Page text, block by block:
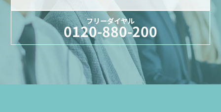
フリーダイヤル
0120-880-200